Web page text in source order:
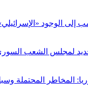
إلى الوجود
لمجلس الشعب
المخاطر المحتملة